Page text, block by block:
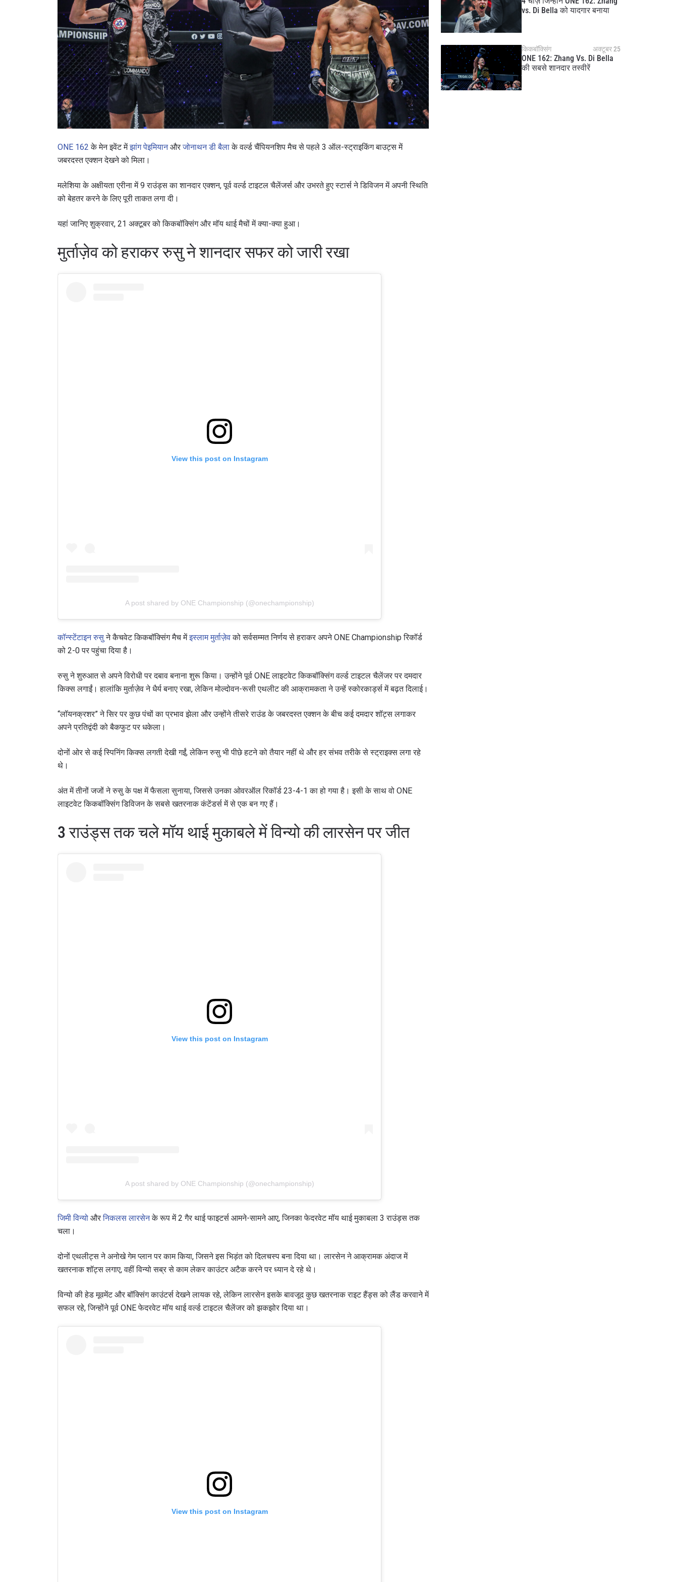
ONE 162 के मेन इवेंट मेंझांग पेइमियानऔरजोनाथन डी बैलाके वर्ल्ड चैंपियनशिप मैच से पहले 3 ऑल-स्ट्राइकिंग बाउट्स में
जबरदस्त एक्शन देखने को मिला।
मलेशिया के अक्षीयता एरीना में 9 राउंड्स का शानदार एक्शन, पूर्व वर्ल्ड टाइटल चैलेंजर्स और उभरते हुए स्टार्स ने डिविजन में अपनी स्थिति
को बेहतर करने के लिए पूरी ताकत लगा दी।
यहां जानिए शुक्रवार, 21 अक्टूबर को किकबॉक्सिंग और मॉय थाई मैचों में क्या-क्या हुआ।
मुर्ताज़ेव को हराकर रुसु ने शानदार सफर को जारी रखा
View this post on Instagram
A post shared by ONE Championship (@onechampionship)
कॉन्स्टेंटाइन रुसुने कैचवेट किकबॉक्सिंग मैच मेंइस्लाम मुर्ताज़ेवको सर्वसम्मत निर्णय से हराकर अपने ONE Championship रिकॉर्ड
को 2-0 पर पहुंचा दिया है।
रुसु ने शुरुआत से अपने विरोधी पर दबाव बनाना शुरू किया। उन्होंने पूर्व ONE लाइटवेट किकबॉक्सिंग वर्ल्ड टाइटल चैलेंजर पर दमदार
किक्स लगाईं। हालांकि मुर्ताज़ेव ने धैर्य बनाए रखा, लेकिन मोल्दोवन-रूसी एथलीट की आक्रामकता ने उन्हें स्कोरकार्ड्स में बढ़त दिलाई।
“लॉयनक्रशर” ने सिर पर कुछ पंचों का प्रभाव झेला और उन्होंने तीसरे राउंड के जबरदस्त एक्शन के बीच कई दमदार शॉट्स लगाकर
अपने प्रतिद्वंदी को बैकफुट पर धकेला।
दोनों ओर से कई स्पिनिंग किक्स लगती देखी गईं, लेकिन रुसु भी पीछे हटने को तैयार नहीं थे और हर संभव तरीके से स्ट्राइक्स लगा रहे
थे।
अंत में तीनों जजों ने रुसु के पक्ष में फैसला सुनाया, जिससे उनका ओवरऑल रिकॉर्ड 23-4-1 का हो गया है। इसी के साथ वो ONE
लाइटवेट किकबॉक्सिंग डिविजन के सबसे खतरनाक कंटेंडर्स में से एक बन गए हैं।
3 राउंड्स तक चले मॉय थाई मुकाबले में विन्यो की लारसेन पर जीत
View this post on Instagram
A post shared by ONE Championship (@onechampionship)
जिमी विन्यो औरनिकलस लारसेनके रूप में 2 गैर थाई फाइटर्स आमने-सामने आए, जिनका फेदरवेट मॉय थाई मुकाबला 3 राउंड्स तक
चला।
दोनों एथलीट्स ने अनोखे गेम प्लान पर काम किया, जिसने इस भिड़ंत को दिलचस्प बना दिया था। लारसेन ने आक्रामक अंदाज में
खतरनाक शॉट्स लगाए, वहीं विन्यो सब्र से काम लेकर काउंटर अटैक करने पर ध्यान दे रहे थे।
विन्यो की हेड मूवमेंट और बॉक्सिंग काउंटर्स देखने लायक रहे, लेकिन लारसेन इसके बावजूद कुछ खतरनाक राइट हैंड्स को लैंड करवाने में
सफल रहे, जिन्होंने पूर्व ONE फेदरवेट मॉय थाई वर्ल्ड टाइटल चैलेंजर को झकझोर दिया था।
View this post on Instagram
vs. Di Bella को यादगार बनाया
किकबॉक्सिंग अक्टूबर 25
ONE 162: Zhang Vs. Di Bella
की सबसे शानदार तस्वीरें
STAY IN THE KNOW
Take ONE Championship wherever you go! Sign up now to gain access to latest